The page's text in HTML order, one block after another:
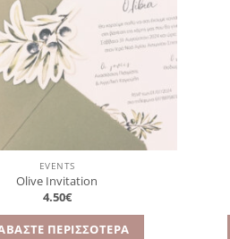
EVENTS
Olive Invitation
4.50€
ΠΕΡΙΣΣΌΤΕΡΑ